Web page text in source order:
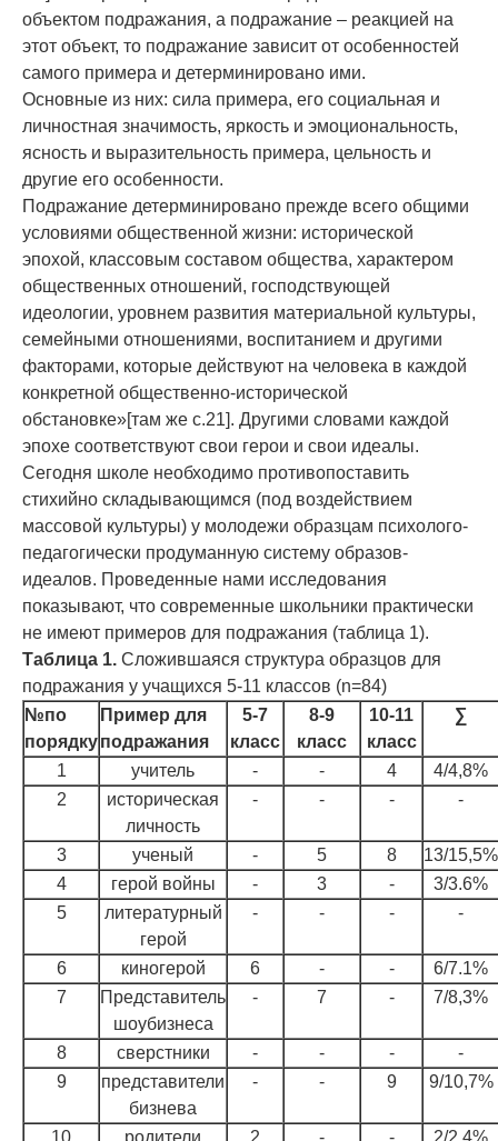
объектом подражания, а подражание – реакцией на
этот объект, то подражание зависит от особенностей
самого примера и детерминировано ими.
Основные из них: сила примера, его социальная и
личностная значимость, яркость и эмоциональность,
ясность и выразительность примера, цельность и
другие его особенности.
Подражание детерминировано прежде всего общими
условиями общественной жизни: исторической
эпохой, классовым составом общества, характером
общественных отношений, господствующей
идеологии, уровнем развития материальной культуры,
семейными отношениями, воспитанием и другими
факторами, которые действуют на человека в каждой
конкретной общественно-исторической
обстановке»[там же с.21]. Другими словами каждой
эпохе соответствуют свои герои и свои идеалы.
Сегодня школе необходимо противопоставить
стихийно складывающимся (под воздействием
массовой культуры) у молодежи образцам психолого-
педагогически продуманную систему образов-
идеалов. Проведенные нами исследования
показывают, что современные школьники практически
не имеют примеров для подражания (таблица 1).
Таблица 1. Сложившаяся структура образцов для
подражания у учащихся 5-11 классов (n=84)
№по
порядку
Пример для
подражания
5-7
класс
8-9
класс
10-11
класс
∑
1 учитель - - 4
4/4,8%
2
историческая
личность
- - - -
3 ученый - 5 8
13/15,5%
4
герой войны - 3 -
3/3.6%
5
литературный
герой
- - - -
6 киногерой 6 - -
6/7.1%
7
Представитель
шоубизнеса
- 7 - 7/8,3%
8 сверстники - - -
-
9
представители
бизнева
- - 9 9/10,7%